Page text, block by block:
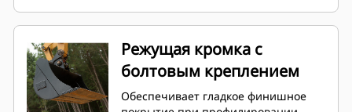
Режущая кромка с
болтовым креплением
Обеспечивает гладкое финишное